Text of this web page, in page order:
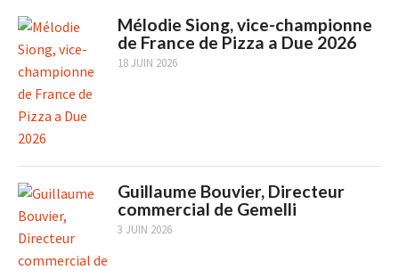
Mélodie Siong, vice-championne
de France de Pizza a Due 2026
18 JUIN 2026
Guillaume Bouvier, Directeur
commercial de Gemelli
3 JUIN 2026